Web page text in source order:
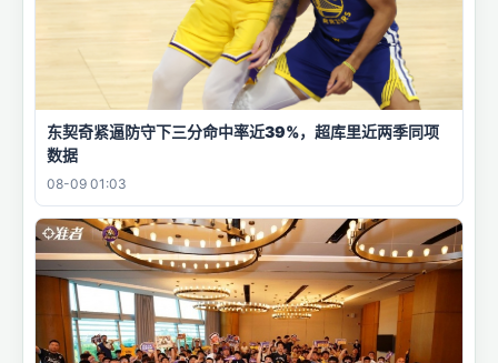
东契奇紧逼防守下三分命中率近39%，超库里近两季同项
数据
08-09 01:03